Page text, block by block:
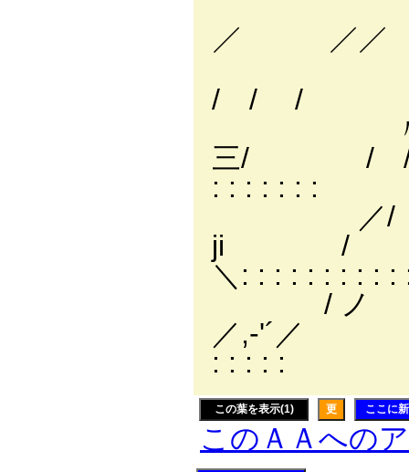
／ ／／ , イ
/ / / ヽ: : :
〃
三/ / / ／
: : : : : : :
ji /
＼: : : : : : : : : :
/
／,-'´
: : : : :
この葉を表示(1) 更 ここに
このＡＡへの